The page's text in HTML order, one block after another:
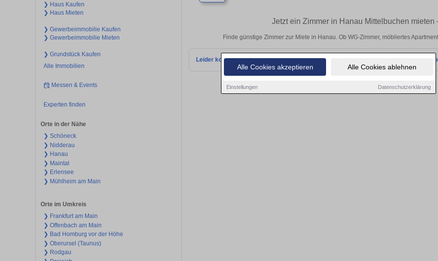
Alle Cookies akzeptieren Alle Cookies ablehnen
Einstellungen Datenschutzerklärung
❯ Haus Kaufen
❯ Haus Mieten
❯ Gewerbeimmobilie Kaufen
❯ Gewerbeimmobilie Mieten
❯ Grundstück Kaufen
Alle Immobilien
Messen & Events
Experten finden
Orte in der Nähe
❯ Schöneck
❯ Nidderau
❯ Hanau
❯ Maintal
❯ Erlensee
❯ Mühlheim am Main
Orte im Umkreis
❯ Frankfurt am Main
❯ Offenbach am Main
❯ Bad Homburg vor der Höhe
❯ Oberursel (Taunus)
❯ Rodgau
Jetzt ein Zimmer in Hanau Mittelbuchen mieten
Finde günstige Zimmer zur Miete in Hanau. Ob WG-Zimmer, möbliertes
Leider konnten wir derzeit keine passenden Objekte finden. Schauen Sie bald wieder